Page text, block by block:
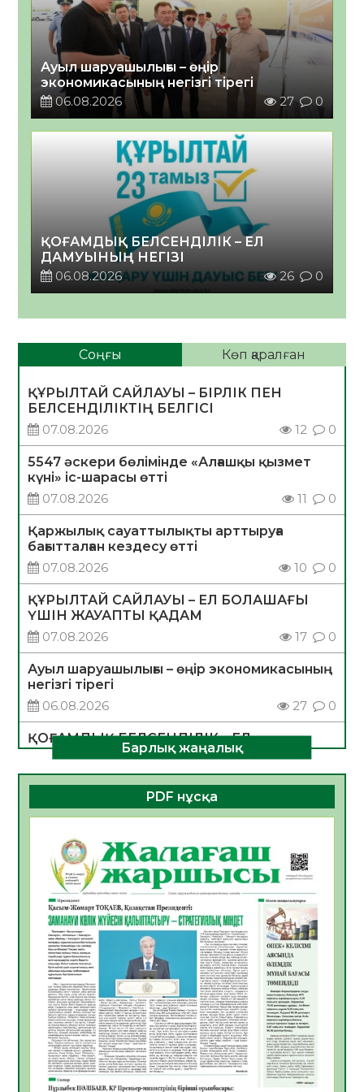
Ауыл шаруашылығы – өңір
экономикасының негізгі тірегі
06.08.2026
27 0
ҚОҒАМДЫҚ БЕЛСЕНДІЛІК – ЕЛ
ДАМУЫНЫҢ НЕГІЗІ
06.08.2026
26 0
Соңғы Көп қаралған
ҚҰРЫЛТАЙ САЙЛАУЫ – БІРЛІК ПЕН
БЕЛСЕНДІЛІКТІҢ БЕЛГІСІ
07.08.2026
12 0
5547 әскери бөлімінде «Алғашқы қызмет
күні» іс-шарасы өтті
07.08.2026
11 0
Қаржылық сауаттылықты арттыруға
бағытталған кездесу өтті
07.08.2026
10 0
ҚҰРЫЛТАЙ САЙЛАУЫ – ЕЛ БОЛАШАҒЫ
ҮШІН ЖАУАПТЫ ҚАДАМ
07.08.2026
17 0
Ауыл шаруашылығы – өңір экономикасының
негізгі тірегі
06.08.2026
27 0
ҚОҒАМДЫҚ БЕЛСЕНДІЛІК – ЕЛ
ДАМУЫНЫҢ НЕГІЗІ
06.08.2026
26 0
ҚҰРЫЛТАЙ САЙЛАУЫ – БОЛАШАҚҚА
06.08.2026
Инфекциялық ауруларға қарсы иммундау
жұмыстарының тиімділігі
06.08.2026
29
Көкжөтел ауруы туралы
06.08.2026
26
АПВ вакцинасы туралы мәлімет
06.08.2026
27
Open Air: Қызылорда облысы полиция
департаменті 20 мыңнан астам
көрерменнің қауіпсіздігін қамтамасыз етті
Барлық жаңалық
PDF нұсқа